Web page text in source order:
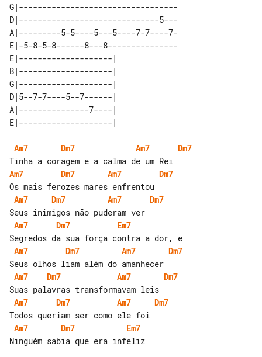
G|----------------------------------
D|------------------------------5---
A|---------5-5----5---5----7-7----7-
E|-5-8-5-8------8---8---------------
E|--------------------|
B|--------------------|
G|--------------------|
D|5--7-7----5--7------|
A|---------------7----|
Am7 Dm7 Am7
Dm7
Am7
Dm7 Am7
Dm7
Am7
Dm7 Am7
Dm7
Am7
Dm7
Em7
Am7
Dm7 Am7
Dm7
Am7
Dm7 Am7
Dm7
Am7
Dm7 Am7
Dm7
Am7
Dm7
Em7
Ninguém sabia que era infeliz